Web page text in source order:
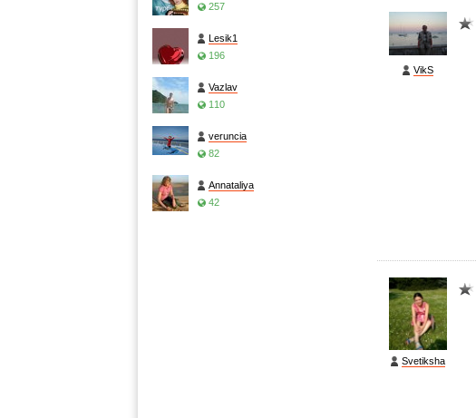
257
Lesik1
196
Vazlav
110
veruncia
82
Annataliya
42
VikS
Svetiksha